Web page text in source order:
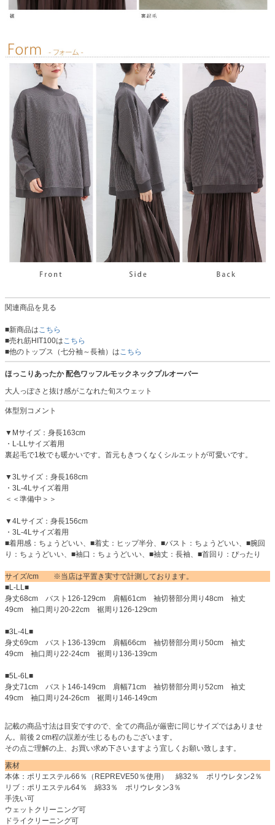
関連商品を見る
■新商品はこちら
■売れ筋HIT100はこちら
■他のトップス（七分袖～長袖）はこちら
ほっこりあったか 配色ワッフルモックネックプルオーバー
大人っぽさと抜け感がこなれた旬スウェット
体型別コメント
▼Mサイズ：身長163cm
・L-LLサイズ着用
裏起毛で1枚でも暖かいです。首元もきつくなくシルエットが可愛いです。
▼3Lサイズ：身長168cm
・3L-4Lサイズ着用
＜＜準備中＞＞
▼4Lサイズ：身長156cm
・3L-4Lサイズ着用
■着用感：ちょうどいい、■着丈：ヒップ半分、■バスト：ちょうどいい、■腕回
り：ちょうどいい、■袖口：ちょうどいい、■袖丈：長袖、■首回り：ぴったり
サイズ/cm ※当店は平置き実寸で計測しております。
■L-LL■
身丈68cm バスト126-129cm 肩幅61cm 袖切替部分周り48cm 袖丈
49cm 袖口周り20-22cm 裾周り126-129cm
■3L-4L■
身丈69cm バスト136-139cm 肩幅66cm 袖切替部分周り50cm 袖丈
49cm 袖口周り22-24cm 裾周り136-139cm
■5L-6L■
身丈71cm バスト146-149cm 肩幅71cm 袖切替部分周り52cm 袖丈
49cm 袖口周り24-26cm 裾周り146-149cm
記載の商品寸法は目安ですので、全ての商品が厳密に同じサイズではありませ
ん。前後２cm程の誤差が生じるものもございます。
その点ご理解の上、お買い求め下さいますよう宜しくお願い致します。
素材
本体：ポリエステル66％（REPREVE50％使用） 綿32％ ポリウレタン2％
リブ：ポリエステル64％ 綿33％ ポリウレタン3％
手洗い可
ウェットクリーニング可
ドライクリーニング可